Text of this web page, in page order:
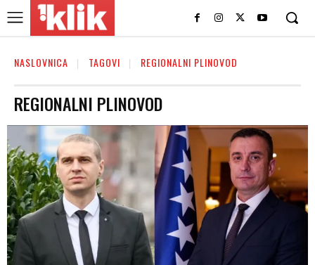
NASLOVNICA TAGOVI REGIONALNI PLINOVOD
REGIONALNI PLINOVOD